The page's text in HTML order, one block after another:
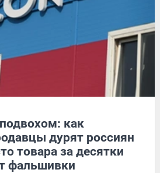
как
дурят россиян
товара за десятки
фальшивки